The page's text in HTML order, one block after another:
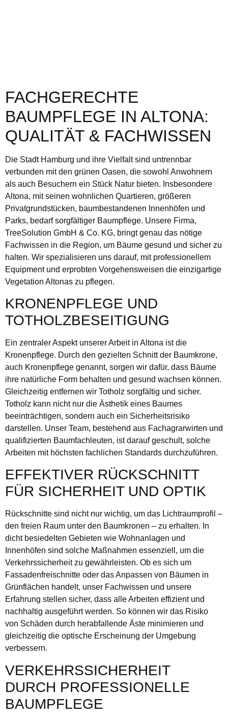
FACHGERECHTE
BAUMPFLEGE IN ALTONA:
QUALITÄT & FACHWISSEN
Die Stadt Hamburg und ihre Vielfalt sind untrennbar
verbunden mit den grünen Oasen, die sowohl Anwohnern
als auch Besuchern ein Stück Natur bieten. Insbesondere
Altona, mit seinen wohnlichen Quartieren, größeren
Privatgrundstücken, baumbestandenen Innenhöfen und
Parks, bedarf sorgfältiger Baumpflege. Unsere Firma,
TreeSolution GmbH & Co. KG, bringt genau das nötige
Fachwissen in die Region, um Bäume gesund und sicher zu
halten. Wir spezialisieren uns darauf, mit professionellem
Equipment und erprobten Vorgehensweisen die einzigartige
Vegetation Altonas zu pflegen.
KRONENPFLEGE UND
TOTHOLZBESEITIGUNG
Ein zentraler Aspekt unserer Arbeit in Altona ist die
Kronenpflege. Durch den gezielten Schnitt der Baumkrone,
auch Kronenpflege genannt, sorgen wir dafür, dass Bäume
ihre natürliche Form behalten und gesund wachsen können.
Gleichzeitig entfernen wir Totholz sorgfältig und sicher.
Totholz kann nicht nur die Ästhetik eines Baumes
beeinträchtigen, sondern auch ein Sicherheitsrisiko
darstellen. Unser Team, bestehend aus Fachagrarwirten und
qualifizierten Baumfachleuten, ist darauf geschult, solche
Arbeiten mit höchsten fachlichen Standards durchzuführen.
EFFEKTIVER RÜCKSCHNITT
FÜR SICHERHEIT UND OPTIK
Rückschnitte sind nicht nur wichtig, um das Lichtraumprofil –
den freien Raum unter den Baumkronen – zu erhalten. In
dicht besiedelten Gebieten wie Wohnanlagen und
Innenhöfen sind solche Maßnahmen essenziell, um die
Verkehrssicherheit zu gewährleisten. Ob es sich um
Fassadenfreischnitte oder das Anpassen von Bäumen in
Grünflächen handelt, unser Fachwissen und unsere
Erfahrung stellen sicher, dass alle Arbeiten effizient und
nachhaltig ausgeführt werden. So können wir das Risiko
von Schäden durch herabfallende Äste minimieren und
gleichzeitig die optische Erscheinung der Umgebung
verbessern.
VERKEHRSSICHERHEIT
DURCH PROFESSIONELLE
BAUMPFLEGE